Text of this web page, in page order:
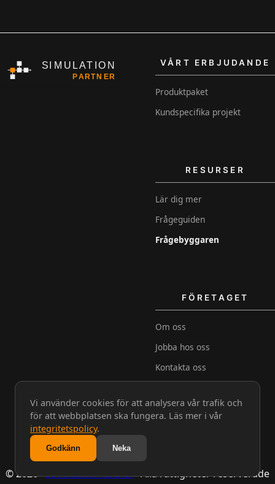
VÅRT ERBJUDANDE
Produktpaket
Kundspecifika projekt
RESURSER
Lär dig mer
Frågeguiden
Frågebyggaren
FÖRETAGET
Om oss
Jobba hos oss
Kontakta oss
Integritetspolicy
© 2026 ·Simulation Partner· Alla rättigheter reserverade
Vi använder cookies för att analysera vår trafik och
för att webbplatsen ska fungera. Läs mer i vår
integritetspolicy.
Godkänn Neka